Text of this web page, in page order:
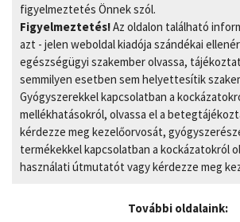
figyelmeztetés Önnek szól.
Figyelmeztetés!Az oldalon található
azt - jelen weboldal kiadója szándékai
egészségügyi szakember olvassa,
semmilyen esetben sem helyettesítik
Gyógyszerekkel kapcsolatban a
mellékhatásokról, olvassa el a
kérdezze meg kezelőorvosát,
termékekkel kapcsolatban a kockázatokról
használati útmutatót vagy kérdezze meg
További oldalaink: